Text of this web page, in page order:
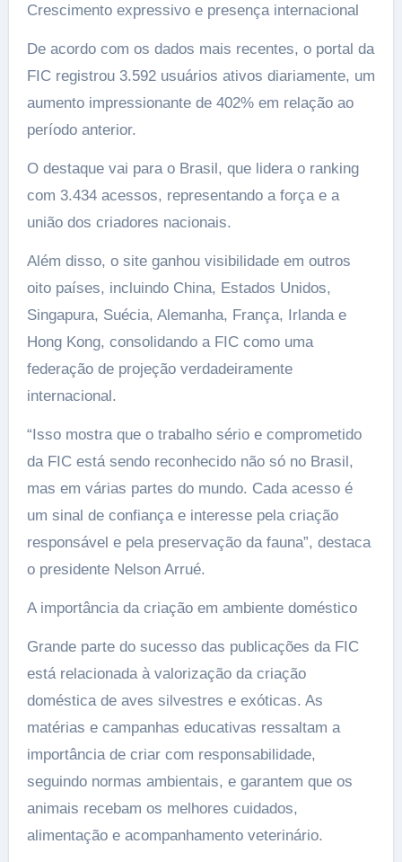
Crescimento expressivo e presença internacional
De acordo com os dados mais recentes, o portal da
FIC registrou 3.592 usuários ativos diariamente, um
aumento impressionante de 402% em relação ao
período anterior.
O destaque vai para o Brasil, que lidera o ranking
com 3.434 acessos, representando a força e a
união dos criadores nacionais.
Além disso, o site ganhou visibilidade em outros
oito países, incluindo China, Estados Unidos,
Singapura, Suécia, Alemanha, França, Irlanda e
Hong Kong, consolidando a FIC como uma
federação de projeção verdadeiramente
internacional.
“Isso mostra que o trabalho sério e comprometido
da FIC está sendo reconhecido não só no Brasil,
mas em várias partes do mundo. Cada acesso é
um sinal de confiança e interesse pela criação
responsável e pela preservação da fauna”, destaca
o presidente Nelson Arrué.
A importância da criação em ambiente doméstico
Grande parte do sucesso das publicações da FIC
está relacionada à valorização da criação
doméstica de aves silvestres e exóticas. As
matérias e campanhas educativas ressaltam a
importância de criar com responsabilidade,
seguindo normas ambientais, e garantem que os
animais recebam os melhores cuidados,
alimentação e acompanhamento veterinário.